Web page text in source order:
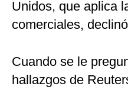
Unidos, que aplica
comerciales,
Cuando se le
hallazgos de